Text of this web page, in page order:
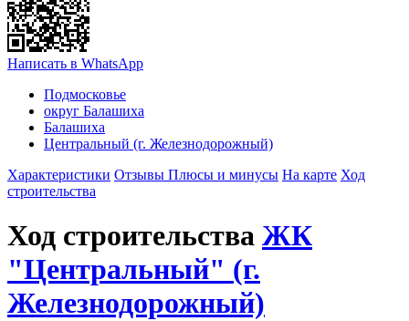
Написать в WhatsApp
Подмосковье
округ Балашиха
Балашиха
Центральный (г. Железнодорожный)
Характеристики Отзывы Плюсы и минусы На карте Ход
строительства
Ход строительства ЖК
"Центральный" (г.
Железнодорожный)